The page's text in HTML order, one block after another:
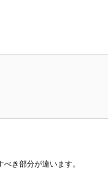
き部分が違います。